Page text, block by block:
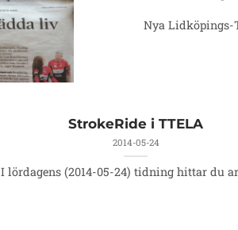
Nya Lidköpings-
StrokeRide i TTELA
2014-05-24
I lördagens (2014-05-24) tidning hittar du